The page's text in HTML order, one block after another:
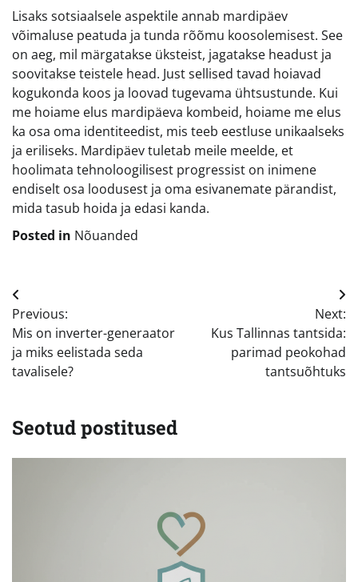
Lisaks sotsiaalsele aspektile annab mardipäev
võimaluse peatuda ja tunda rõõmu koosolemisest. See
on aeg, mil märgatakse üksteist, jagatakse headust ja
soovitakse teistele head. Just sellised tavad hoiavad
kogukonda koos ja loovad tugevama ühtsustunde. Kui
me hoiame elus mardipäeva kombeid, hoiame me elus
ka osa oma identiteedist, mis teeb eestluse unikaalseks
ja eriliseks. Mardipäev tuletab meile meelde, et
hoolimata tehnoloogilisest progressist on inimene
endiselt osa loodusest ja oma esivanemate pärandist,
mida tasub hoida ja edasi kanda.
Posted in Nõuanded
Navigeerimine
Previous:
Mis on inverter-generaator
ja miks eelistada seda
tavalisele?
Next:
Kus Tallinnas tantsida:
parimad peokohad
tantsuõhtuks
Seotud postitused